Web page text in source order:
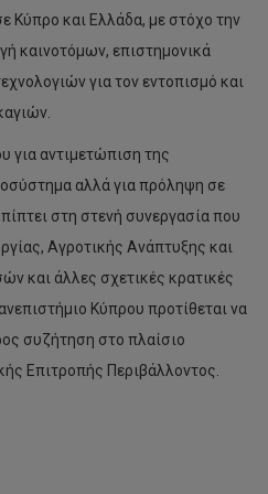
και Ελλάδα, με στόχο την
καινοτόμων, επιστημονικά
για τον εντοπισμό και
για αντιμετώπιση της
αλλά για πρόληψη σε
στη στενή συνεργασία που
Αγροτικής Ανάπτυξης και
και άλλες σχετικές κρατικές
Κύπρου προτίθεται να
συζήτηση στο πλαίσιο
Επιτροπής Περιβάλλοντος.